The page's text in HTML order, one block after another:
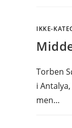
IKKE-
Torben
i
men…